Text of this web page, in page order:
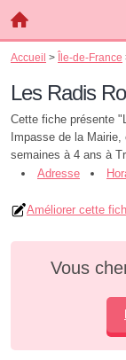
Accueil > Île-de-France
Les Radis
Cette fiche présente
Impasse de la
semaines à 4 ans à
Adresse
Améliorer cette
Vous